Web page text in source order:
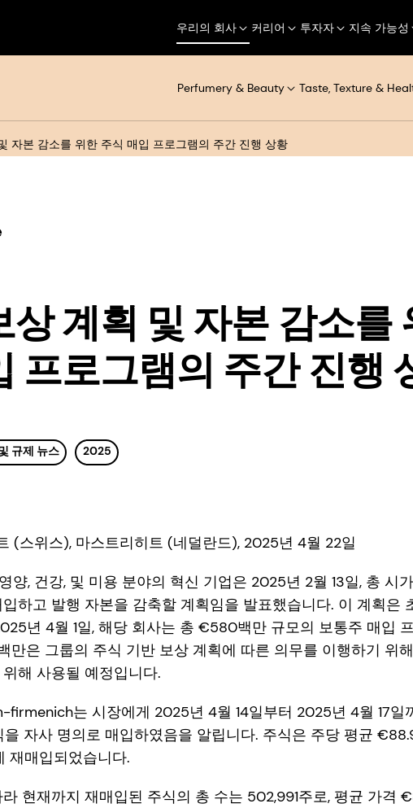
우리의 회사 커리어 투자자 지속 가능성
Perfumery & Beauty Taste, Texture &
자본 감소를 위한 주식 매입 프로그램의 주간 진행 상황
상 계획 및 자본 감소를
프로그램의 주간 진행
규제 뉴스 2025
(스위스), 마스트리히트 (네덜란드), 2025년 4월 22일
양, 건강, 및 미용 분야의 혁신 기업은 2025년 2월 13일, 총 시
하고 발행 자본을 감축할 계획임을 발표했습니다. 이 계획은
년 4월 1일, 해당 회사는 총 €580백만 규모의 보통주 매입
만은 그룹의 주식 기반 보상 계획에 따른 의무를 이행하기 위
해 사용될 예정입니다.
firmenich는 시장에게 2025년 4월 14일부터 2025년 4월 17일
을 자사 명의로 매입하였음을 알립니다. 주식은 주당 평균
재매입되었습니다.
현재까지 재매입된 주식의 총 수는 502,991주로, 평균 가격